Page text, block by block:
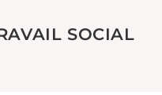
SOCIAL